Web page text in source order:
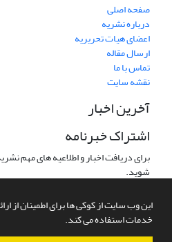
این وب سایت از کوکی ها برای اطمینان از
خدمات استفاده می کند.
صفحه اصلی
درباره نشریه
اعضای هیات تحریریه
ارسال مقاله
تماس با ما
نقشه سایت
آخرین اخبار
اشتراک خبرنامه
برای دریافت اخبار و اطلاعیه های مهم
شوید.